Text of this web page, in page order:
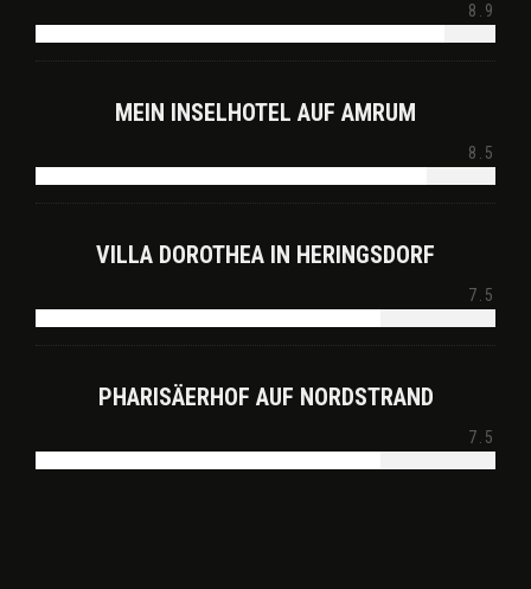
8.9
MEIN INSELHOTEL AUF AMRUM
8.5
VILLA DOROTHEA IN HERINGSDORF
7.5
PHARISÄERHOF AUF NORDSTRAND
7.5